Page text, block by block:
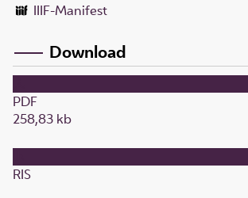
IIIF-Manifest
Download
PDF
258,83 kb
RIS